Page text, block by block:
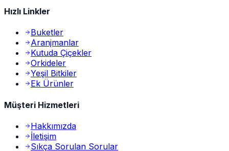
Hızlı Linkler
Buketler
Aranjmanlar
Kutuda Çiçekler
Orkideler
Yeşil Bitkiler
Ek Ürünler
Müşteri Hizmetleri
Hakkımızda
İletişim
Sıkça Sorulan Sorular